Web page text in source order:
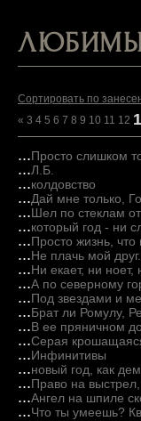
Сортировать по
« 3 4 5 6 7 8 9 10 11 12
...Просто слишком
...Л.Б.
...колдовство
...Дай мне только,
...Шел по стеклам
...который год - ни
...Просто жизнь,
...Не плачь мой
...Ни екает, ни ноет,
...А по северному
...Под звездами и
...Брат ли Ромулу,
...В ее пряничном
...Серая
...Инфинитивы
...новый год, как
...Право на
...Ангел на шпиле
...Что ты умеешь?